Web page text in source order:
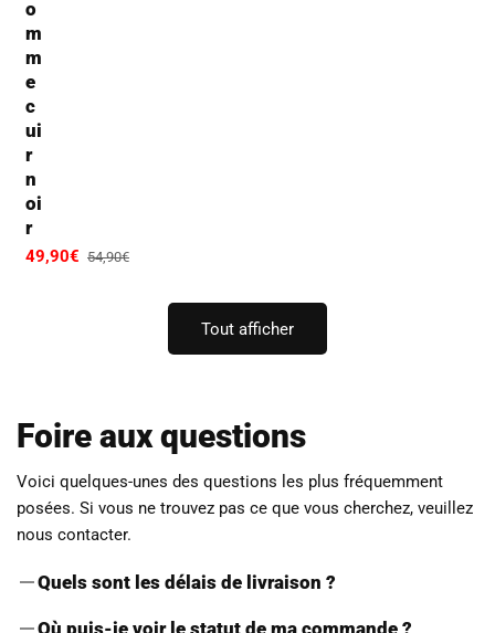
o
m
m
e
c
ui
r
n
oi
r
Prix
49,90€ Prix
54,90€
Tout afficher
Foire aux questions
Voici quelques-unes des questions les plus fréquemment
posées. Si vous ne trouvez pas ce que vous cherchez, veuillez
nous contacter.
Quels sont les délais de livraison ?
La livraison de votre commande demande entre
7 et 10 jours
Où puis-je voir le statut de ma commande ?